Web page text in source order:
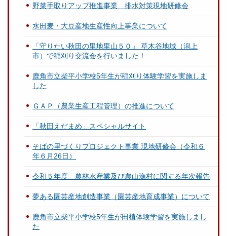
野菜手取りアップ推進事業 排水対策現地研修会
水田麦・大豆産地生産性向上事業について
「守りたい秋田の里地里山５０」 草木谷地域（潟上
市）で稲刈り交流会を行いました！
鹿角市立柴平小学校5年生が稲刈り体験学習を実施しま
した
ＧＡＰ（農業生産工程管理）の推進について
「秋田えだまめ」スペシャルサイト
そばの里づくりプロジェクト事業 現地研修会（令和６
年６月26日）
令和５年度 農林水産業及び農山漁村に関する年次報告
夢ある園芸産地創造事業（園芸産地育成事業）について
鹿角市立柴平小学校5年生が田植体験学習を実施しまし
た